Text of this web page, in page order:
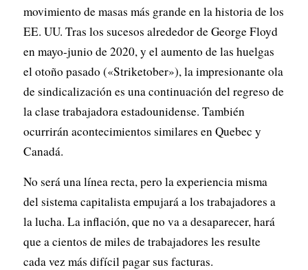
movimiento de masas más grande en la historia de los
EE. UU. Tras los sucesos alrededor de George Floyd
en mayo-junio de 2020, y el aumento de las huelgas
el otoño pasado («Striketober»), la impresionante ola
de sindicalización es una continuación del regreso de
la clase trabajadora estadounidense. También
ocurrirán acontecimientos similares en Quebec y
Canadá.
No será una línea recta, pero la experiencia misma
del sistema capitalista empujará a los trabajadores a
la lucha. La inflación, que no va a desaparecer, hará
que a cientos de miles de trabajadores les resulte
cada vez más difícil pagar sus facturas.